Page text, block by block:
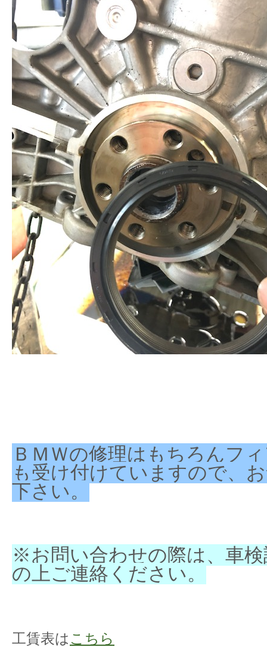
ＢＭＷの修理はもちろんフ
も受け付けていますので、
下さい。
※お問い合わせの際は、車
の上ご連絡ください。
工賃表は こちら